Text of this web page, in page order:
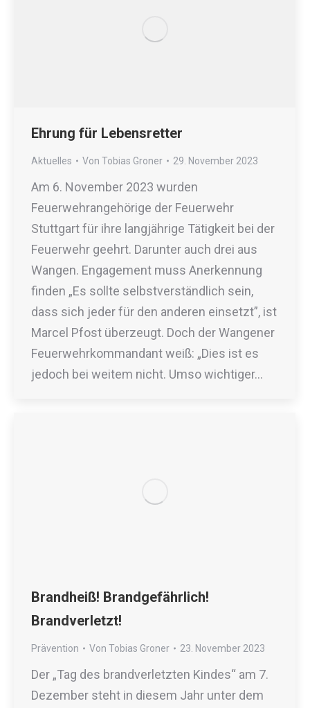
Ehrung für Lebensretter
Aktuelles Von Tobias Groner 29. November 2023
Am 6. November 2023 wurden
Feuerwehrangehörige der Feuerwehr
Stuttgart für ihre langjährige Tätigkeit bei der
Feuerwehr geehrt. Darunter auch drei aus
Wangen. Engagement muss Anerkennung
finden „Es sollte selbstverständlich sein,
dass sich jeder für den anderen einsetzt”, ist
Marcel Pfost überzeugt. Doch der Wangener
Feuerwehrkommandant weiß: „Dies ist es
jedoch bei weitem nicht. Umso wichtiger…
Brandheiß! Brandgefährlich!
Brandverletzt!
Prävention Von Tobias Groner 23. November 2023
Der „Tag des brandverletzten Kindes“ am 7.
Dezember steht in diesem Jahr unter dem